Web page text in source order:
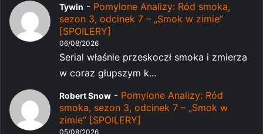
Tywin - Pomylone Analizy: Ród smoka,
sezon 3, odcinek 7 – „Smok w zimie”
[SPOILERY]
06/08/2026
Serial właśnie przeskoczł smoka i zmierza
w coraz głupszym k...
Robert Snow - Pomylone Analizy: Ród
smoka, sezon 3, odcinek 7 – „Smok w
zimie” [SPOILERY]
05/08/2026